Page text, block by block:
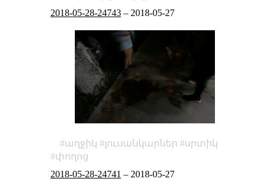
2018-05-28-24743– 2018-05-27
աղջիկ լուսանկարներ
սրտիկ
փողոց
2018-05-28-24741 – 2018-05-27